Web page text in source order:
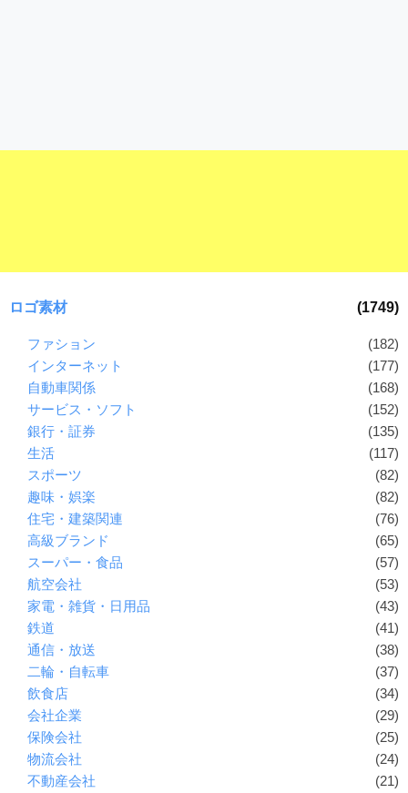
ロゴ素材 (1749)
ファション
(182)
インターネット
(177)
自動車関係
(168)
サービス・ソフト
(152)
銀行・証券
(135)
生活
(117)
スポーツ
(82)
趣味・娯楽
(82)
住宅・建築関連
(76)
高級ブランド
(65)
スーパー・食品
(57)
航空会社
(53)
家電・雑貨・日用品
(43)
鉄道
(41)
通信・放送
(38)
二輪・自転車
(37)
飲食店
(34)
会社企業
(29)
保険会社
(25)
物流会社
(24)
不動産会社
(21)